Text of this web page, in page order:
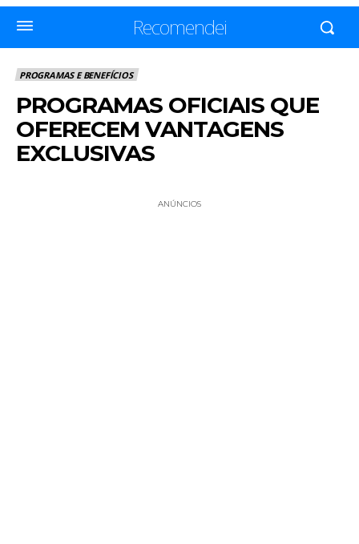
Recomendei
PROGRAMAS E BENEFÍCIOS
PROGRAMAS OFICIAIS QUE
OFERECEM VANTAGENS
EXCLUSIVAS
ANÚNCIOS